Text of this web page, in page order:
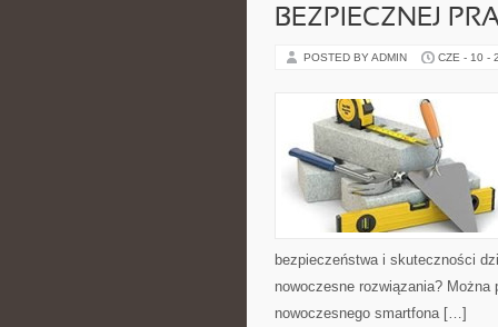
BEZPIECZNEJ
POSTED BY ADMIN CZE - 10 -
bezpieczeństwa i skuteczności
nowoczesne rozwiązania?
nowoczesnego smartfona […]